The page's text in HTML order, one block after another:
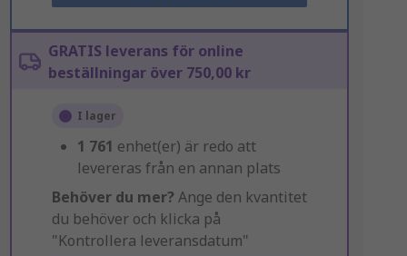
GRATIS leverans för online
beställningar över 750,00 kr
I lager
1 761 enhet(er) är redo att
levereras från en annan plats
Behöver du mer? Ange den kvantitet
du behöver och klicka på
"Kontrollera leveransdatum"